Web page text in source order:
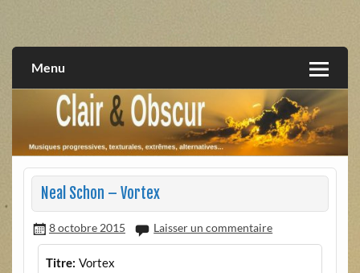
extrêmes, alternatives, texturales
Menu
Neal Schon – Vortex
8 octobre 2015 Laisser un commentaire
Titre: Vortex